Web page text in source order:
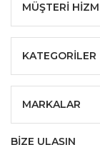
MÜŞTERİ
KATEGORİLER
MARKALAR
BİZE ULAŞIN